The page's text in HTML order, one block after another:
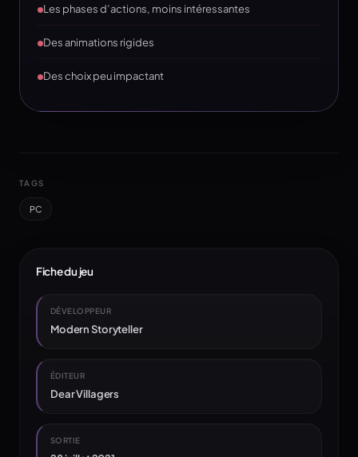
Les phases d’actions, moins intéressantes
Des animations rigides
Des choix peu impactant
TAGS
PC
Fiche du jeu
DÉVELOPPEUR
Modern Storyteller
ÉDITEUR
Dear Villagers
SORTIE